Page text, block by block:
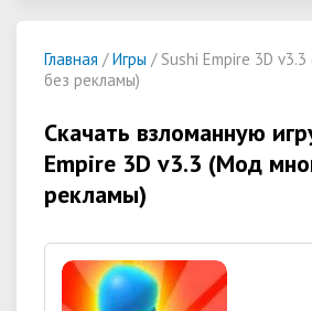
Главная /Игры / Sushi Empire 3D
без рекламы)
Скачать взломанную
Empire 3D v3.3 (Мод
рекламы)